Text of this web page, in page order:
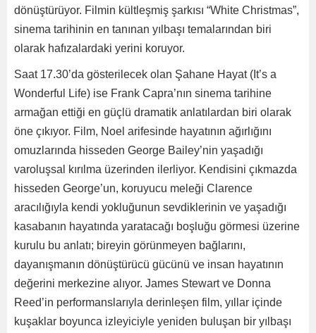
dönüştürüyor. Filmin kültleşmiş şarkısı “White Christmas”,
sinema tarihinin en tanınan yılbaşı temalarından biri
olarak hafızalardaki yerini koruyor.
Saat 17.30’da gösterilecek olan Şahane Hayat (It’s a
Wonderful Life) ise Frank Capra’nın sinema tarihine
armağan ettiği en güçlü dramatik anlatılardan biri olarak
öne çıkıyor. Film, Noel arifesinde hayatının ağırlığını
omuzlarında hisseden George Bailey’nin yaşadığı
varoluşsal kırılma üzerinden ilerliyor. Kendisini çıkmazda
hisseden George’un, koruyucu meleği Clarence
aracılığıyla kendi yokluğunun sevdiklerinin ve yaşadığı
kasabanın hayatında yaratacağı boşluğu görmesi üzerine
kurulu bu anlatı; bireyin görünmeyen bağlarını,
dayanışmanın dönüştürücü gücünü ve insan hayatının
değerini merkezine alıyor. James Stewart ve Donna
Reed’in performanslarıyla derinleşen film, yıllar içinde
kuşaklar boyunca izleyiciyle yeniden buluşan bir yılbaşı